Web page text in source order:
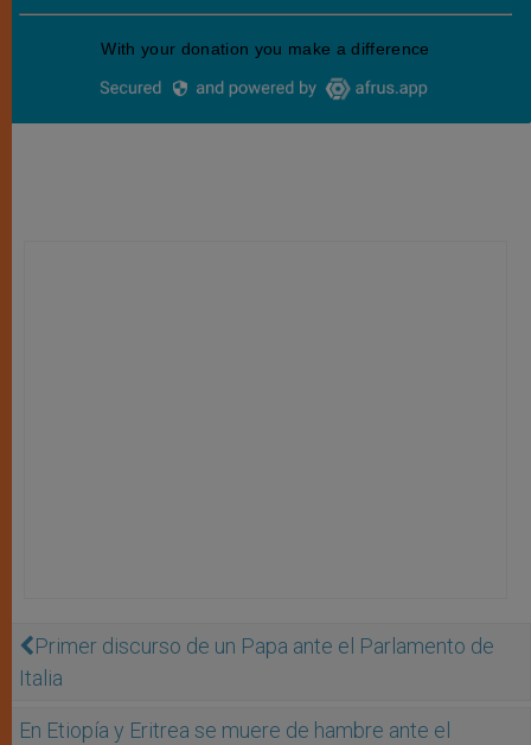
Primer discurso de un Papa ante el Parlamento de
Italia
En Etiopía y Eritrea se muere de hambre ante el